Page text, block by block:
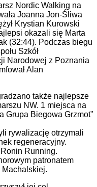
Nordic Walking na
Joanna Jon-Śliwa
Krystian Kurowski
okazali się Marta
(32:44). Podczas biegu
Szkół
Narodowej z Poznania
Alan
także najlepsze
NW. 1 miejsca na
Grupa Biegowa Grzmot”
rywalizację otrzymali
regeneracyjny.
Running.
patronatem
Machalskiej.